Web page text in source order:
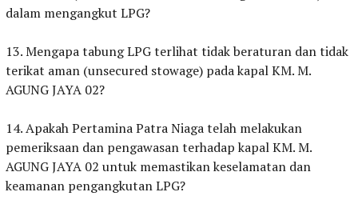
dalam mengangkut LPG?
‎13. Mengapa tabung LPG terlihat tidak beraturan dan tidak
terikat aman (unsecured stowage) pada kapal KM. M.
AGUNG JAYA 02?
‎14. Apakah Pertamina Patra Niaga telah melakukan
pemeriksaan dan pengawasan terhadap kapal KM. M.
AGUNG JAYA 02 untuk memastikan keselamatan dan
keamanan pengangkutan LPG?